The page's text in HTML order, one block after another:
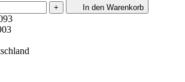
+ In den Warenkorb